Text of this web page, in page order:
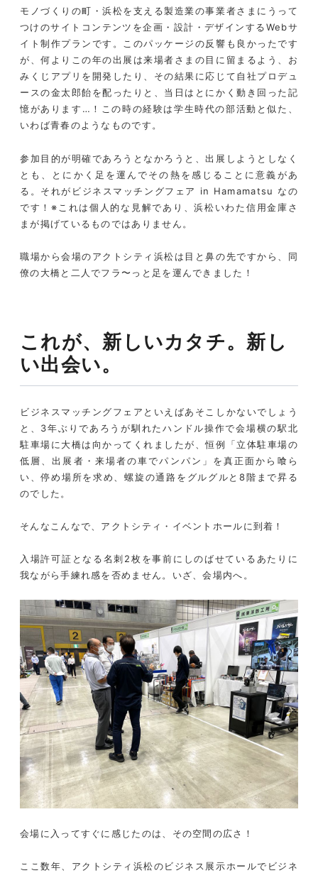
モノづくりの町・浜松を支える製造業の事業者さまにうって
つけのサイトコンテンツを企画・設計・デザインするWebサ
イト制作プランです。このパッケージの反響も良かったです
が、何よりこの年の出展は来場者さまの目に留まるよう、お
みくじアプリを開発したり、その結果に応じて自社プロデュ
ースの金太郎飴を配ったりと、当日はとにかく動き回った記
憶があります…！この時の経験は学生時代の部活動と似た、
いわば青春のようなものです。
参加目的が明確であろうとなかろうと、出展しようとしなく
とも、とにかく足を運んでその熱を感じることに意義があ
る。それがビジネスマッチングフェア in Hamamatsu なの
です！※これは個人的な見解であり、浜松いわた信用金庫さ
まが掲げているものではありません。
職場から会場のアクトシティ浜松は目と鼻の先ですから、同
僚の大橋と二人でフラ〜っと足を運んできました！
これが、新しいカタチ。新し
い出会い。
ビジネスマッチングフェアといえばあそこしかないでしょう
と、3年ぶりであろうが馴れたハンドル操作で会場横の駅北
駐車場に大橋は向かってくれましたが、恒例「立体駐車場の
低層、出展者・来場者の車でパンパン」を真正面から喰ら
い、停め場所を求め、螺旋の通路をグルグルと8階まで昇る
のでした。
そんなこんなで、アクトシティ・イベントホールに到着！
入場許可証となる名刺2枚を事前にしのばせているあたりに
我ながら手練れ感を否めません。いざ、会場内へ。
会場に入ってすぐに感じたのは、その空間の広さ！
ここ数年、アクトシティ浜松のビジネス展示ホールでビジネ